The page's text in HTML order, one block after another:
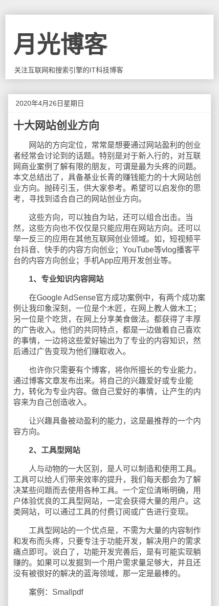
月光博客
关注互联网和搜索引擎的IT科技博客
2020年4月26日星期日
十大网站创业方向
网站的方向定位，常常是想要通过网站盈利的创业
者经常会讨论到的话题。特别是对于新入行的，对互联
网商业案例了解有限的朋友，可谓是最为头疼的问题。
本文总结出了，具备基业长青的赚钱能力的十大网站创
业方向。抛砖引玉，供大家参考。希望可以启发你的思
考，寻找到适合自己的网站创业方向。
这些方向，可以独自为站，还可以组合出击。当
然，这些方向也不仅仅是只能应用在网站方向。还可以
举一反三的应用在其他互联网创业领域。如，短视频平
台抖音、快手的内容方向创业；YouTube等vlog播客平
台的内容方向创业；手机App应用开发创业等。
1、专业知识内容网站
在Google AdSense官方成功案例中，有两个成功案
例让我印象深刻，一位是个木匠，在网上教人做木工；
另一位是个吃货，在网上分享美食做法。都获得了丰厚
的广告收入。他们的共同特点，都是一边做着自己喜欢
的事情，一边将这些爱好输出为了专业的内容知识，然
后通过广告变现为他们赚取收入。
也许你只需要有个博客，将你所擅长的专业能力，
通过博客文章发布出来。将自己的兴趣爱好或专业能
力，转化为专业内容。做自己爱好的事情，让产生的内
容来为自己创造收入。
让兴趣具备被动盈利的能力，这是最推荐的一个内
容方向。
2、工具型网站
人与动物的一大区别，是人可以制造和使用工具。
工具可以给人们带来效率的提升，我们每天都会为了解
决某些问题而去使用各种工具。一个定位清晰明确，用
户体验优良的工具型网站，一定会获得大量的用户。这
类网站，可以通过工具的付费订阅或广告进行变现。
工具型网站的一个优点是，不需为大量的内容制作
和发布而头疼，只要专注于功能开发，解决用户的需求
痛点即可。说白了，功能开发完善后，是有可能实现躺
赚的。如果可以发掘到一个用户需求量足够大，并且还
没有被很好的解决的蓝海领域，那一定是最棒的。
案例：Smallpdf